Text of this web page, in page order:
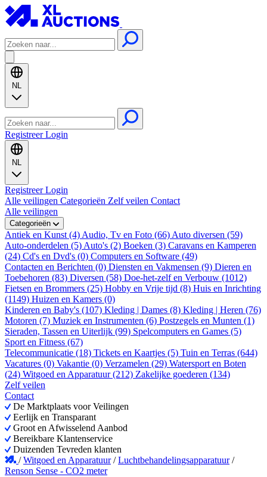
NL
RegistreerLogin
NL
RegistreerLogin
Alle veilingen Categorieën Zelf veilen Contact
Alle veilingen
Categorieën
Antiek en Kunst (4) Audio, Tv en Foto (66) Auto diversen (59)
Auto-onderdelen (5) Auto's (2) Boeken (3) Caravans en Kamperen
(24) Cd's en Dvd's (0) Computers en Software (49)
Contacten en Berichten (0) Diensten en Vakmensen (9) Dieren en
Toebehoren (83) Diversen (58) Doe-het-zelf en Verbouw (1012)
Fietsen en Brommers (25) Hobby en Vrije tijd (8) Huis en Inrichting
(1149) Huizen en Kamers (0)
Kinderen en Baby's (107) Kleding | Dames (8) Kleding | Heren (76)
Motoren (7) Muziek en Instrumenten (6) Postzegels en Munten (1)
Sieraden, Tassen en Uiterlijk (99) Spelcomputers en Games (5)
Sport en Fitness (67)
Telecommunicatie (18) Tickets en Kaartjes (5) Tuin en Terras (644)
Vacatures (0) Vakantie (0) Verzamelen (29) Watersport en Boten
(24) Witgoed en Apparatuur (212) Zakelijke goederen (134)
Zelf veilen
Contact
De Marktplaats voor Veilingen
Eerlijk en Transparant
Groot en Afwisselend Aanbod
Bereikbare Klantenservice
Duizenden Tevreden klanten
/Witgoed en Apparatuur /Luchtbehandelingsapparatuur /
Renson Sense - CO2 meter